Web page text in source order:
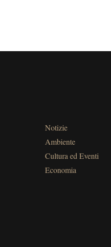
Notizie
Ambiente
Cultura ed Eventi
Economia